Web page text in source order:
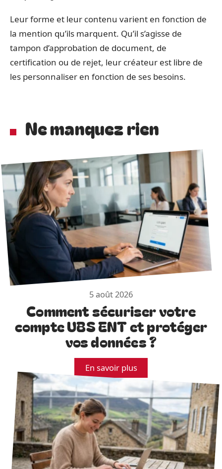
Leur forme et leur contenu varient en fonction de
la mention qu’ils marquent. Qu’il s’agisse de
tampon d’approbation de document, de
certification ou de rejet, leur créateur est libre de
les personnaliser en fonction de ses besoins.
Ne manquez rien
5 août 2026
Comment sécuriser votre
compte UBS ENT et protéger
vos données ?
En savoir plus